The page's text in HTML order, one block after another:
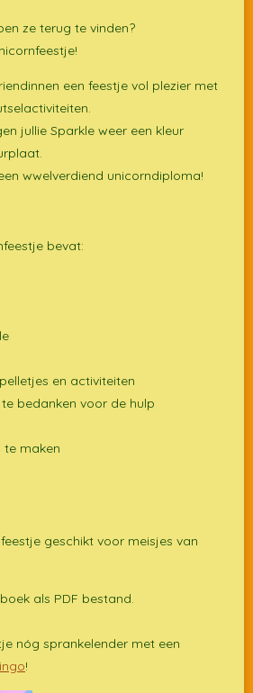
ze terug te vinden?
een feestje vol plezier met
jullie Sparkle weer een kleur
wwelverdiend unicorndiploma!
bevat:
en activiteiten
bedanken voor de hulp
te maken
geschikt voor meisjes van
als PDF bestand.
nóg sprankelender met een
!